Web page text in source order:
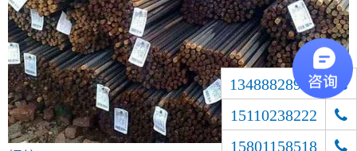
13488828900
15110238222
15801158518